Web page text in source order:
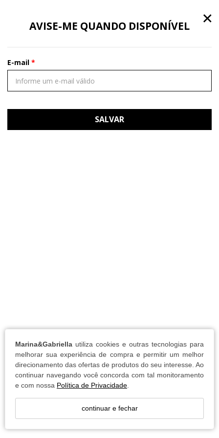
Marina&Gabriella utiliza cookies e outras tecnologias para
melhorar sua experiência de compra e permitir um melhor
direcionamento das ofertas de produtos do seu interesse. Ao
continuar navegando você concorda com tal monitoramento
e com nossa Política de Privacidade
continuar e fechar
×
AVISE-ME QUANDO DISPONÍVEL
E-mail
SALVAR